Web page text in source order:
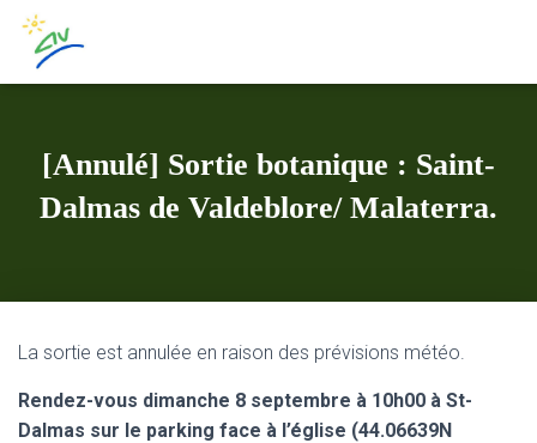
[Annulé] Sortie botanique : Saint-
Dalmas de Valdeblore/ Malaterra.
La sortie est annulée en raison des prévisions météo.
Rendez-vous dimanche 8 septembre à 10h00 à St-
Dalmas sur le parking face à l’église (44.06639N